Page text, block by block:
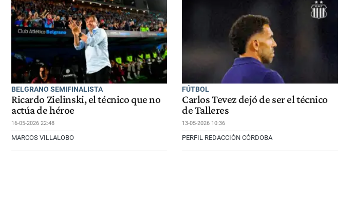
BELGRANO SEMIFINALISTA
Ricardo Zielinski, el técnico que no
actúa de héroe
16-05-2026 22:48
MARCOS VILLALOBO
FÚTBOL
Carlos Tevez dejó de ser el técnico
de Talleres
13-05-2026 10:36
PERFIL REDACCIÓN CÓRDOBA